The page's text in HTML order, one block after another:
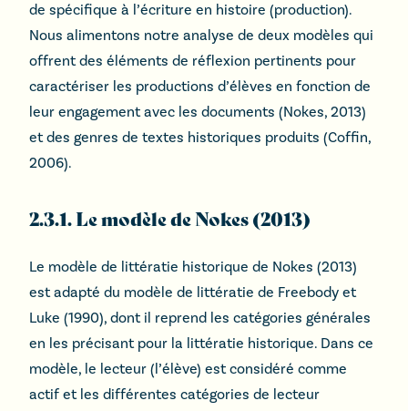
de spécifique à l’écriture en histoire (production).
Nous alimentons notre analyse de deux modèles qui
offrent des éléments de réflexion pertinents pour
caractériser les productions d’élèves en fonction de
leur engagement avec les documents (Nokes, 2013)
et des genres de textes historiques produits (Coffin,
2006).
2.3.1. Le modèle de Nokes (2013)
Le modèle de littératie historique de Nokes (2013)
est adapté du modèle de littératie de Freebody et
Luke (1990), dont il reprend les catégories générales
en les précisant pour la littératie historique. Dans ce
modèle, le lecteur (l’élève) est considéré comme
actif et les différentes catégories de lecteur